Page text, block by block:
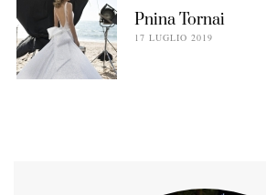
Pnina Tornai
17 LUGLIO 2019